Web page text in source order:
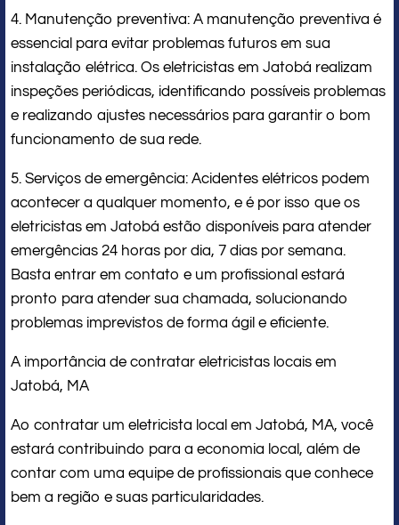
4. Manutenção preventiva: A manutenção preventiva é
essencial para evitar problemas futuros em sua
instalação elétrica. Os eletricistas em Jatobá realizam
inspeções periódicas, identificando possíveis problemas
e realizando ajustes necessários para garantir o bom
funcionamento de sua rede.
5. Serviços de emergência: Acidentes elétricos podem
acontecer a qualquer momento, e é por isso que os
eletricistas em Jatobá estão disponíveis para atender
emergências 24 horas por dia, 7 dias por semana.
Basta entrar em contato e um profissional estará
pronto para atender sua chamada, solucionando
problemas imprevistos de forma ágil e eficiente.
A importância de contratar eletricistas locais em
Jatobá, MA
Ao contratar um eletricista local em Jatobá, MA, você
estará contribuindo para a economia local, além de
contar com uma equipe de profissionais que conhece
bem a região e suas particularidades.